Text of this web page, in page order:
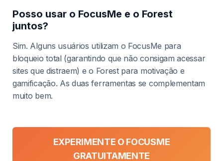
Posso usar o FocusMe e o Forest
juntos?
Sim. Alguns usuários utilizam o FocusMe para
bloqueio total (garantindo que não consigam acessar
sites que distraem) e o Forest para motivação e
gamificação. As duas ferramentas se complementam
muito bem.
EXPERIMENTE O FOCUSME
GRATUITAMENTE